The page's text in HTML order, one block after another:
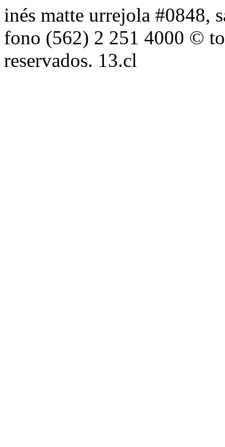
inés matte urrejola #0848,
fono (562) 2 251 4000 ©
reservados. 13.cl